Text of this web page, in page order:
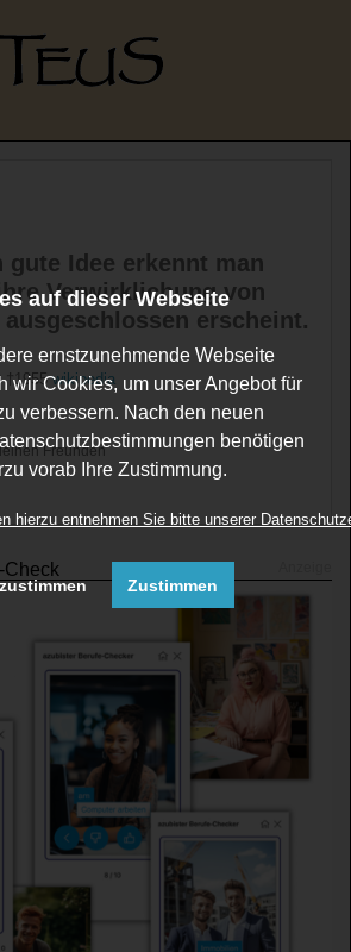
auf dieser Webseite
ernstzunehmende Webseite
wir Cookies, um unser Angebot für
verbessern. Nach den neuen
benötigen
vorab Ihre Zustimmung.
hierzu entnehmen Sie bitte unserer
Zustimmen
Idee erkennt man
Verwirklichung von
erscheint.
†1955wikipedia
Freunden
Check